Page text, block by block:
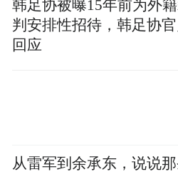
韩足协被曝15年前为外
判安排性招待，韩足协
回应
从雷军到余承东，说说